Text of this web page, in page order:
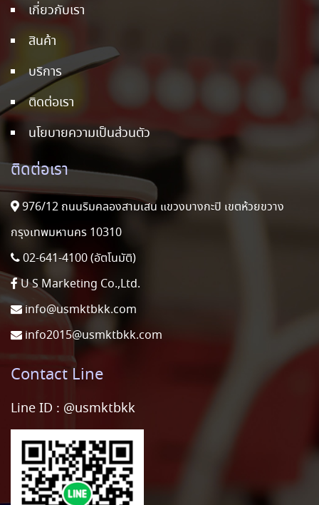
เกี่ยวกับเรา
สินค้า
บริการ
ติดต่อเรา
นโยบายความเป็นส่วนตัว
ติดต่อเรา
976/12 ถนนริมคลองสามเสน แขวงบางกะปิ เขตห้วยขวาง
กรุงเทพมหานคร 10310
02-641-4100 (อัตโนมัติ)
U S Marketing Co.,Ltd.
info@usmktbkk.com
info2015@usmktbkk.com
Contact Line
Line ID : @usmktbkk